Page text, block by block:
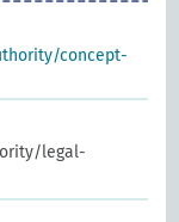
concept-
legal-